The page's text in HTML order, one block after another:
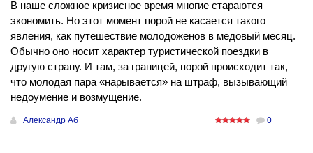
В наше сложное кризисное время многие стараются
экономить. Но этот момент порой не касается такого
явления, как путешествие молодоженов в медовый месяц.
Обычно оно носит характер туристической поездки в
другую страну. И там, за границей, порой происходит так,
что молодая пара «нарывается» на штраф, вызывающий
недоумение и возмущение.
Александр Аб 0